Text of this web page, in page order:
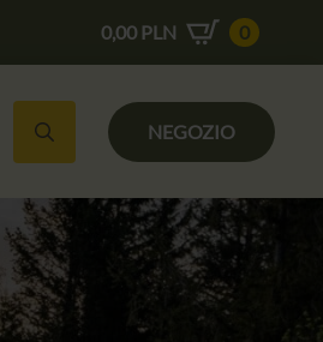
0,00 PLN 0
Ricerca per:
NEGOZIO